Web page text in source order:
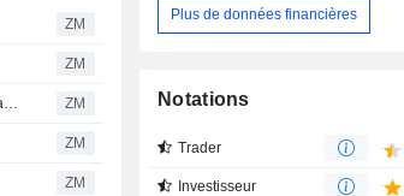
ZM
ZM
ZM
ZM
ZM
Plus de données financières
Notations
Trader
Investisseur